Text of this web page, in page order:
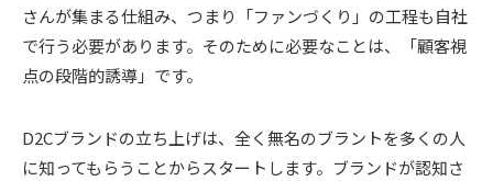
さんが集まる仕組み、つまり「ファンづくり」の工程も自社
で行う必要があります。そのために必要なことは、「顧客視
点の段階的誘導」です。
D2Cブランドの立ち上げは、全く無名のブラントを多くの人
に知ってもらうことからスタートします。ブランドが認知さ